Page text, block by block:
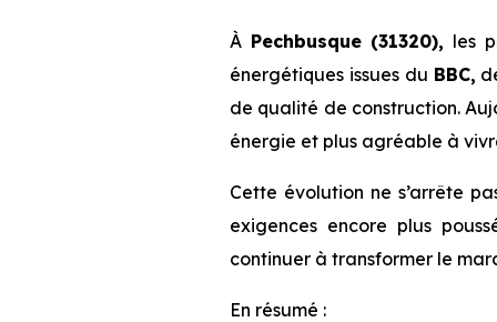
À Pechbusque (31320), les
énergétiques issues du BBC,
de qualité de construction.
énergie et plus agréable à
Cette évolution ne s’arrête
exigences encore plus
continuer à transformer le
En résumé :